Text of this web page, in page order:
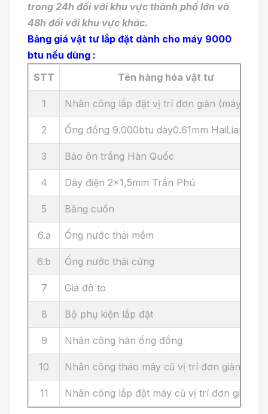
trong 24h đối với khu vực thành phố lớn và
48h đối với khu vực khác.
Bảng giá vật tư lắp đặt dành cho máy 9000
btu nếu dùng :
STT
Tên hàng hóa vật tư
1 Nhân công lắp đặt vị trí đơn giản (máy mới )
2 Ống đồng 9.000btu dày0.61mm HaiLiang
3 Bảo ôn trắng Hàn Quốc
4 Dây điện 2x1,5mm Trần Phú
5 Băng cuốn
6.a Ống nước thải mềm
6.b Ống nước thải cứng
7 Giá đỡ to
8 Bộ phụ kiện lắp đặt
9 Nhân công hàn ống đồng
10 Nhân công tháo máy cũ vị trí đơn giản
11 Nhân công lắp đặt máy cũ vị trí đơn giản